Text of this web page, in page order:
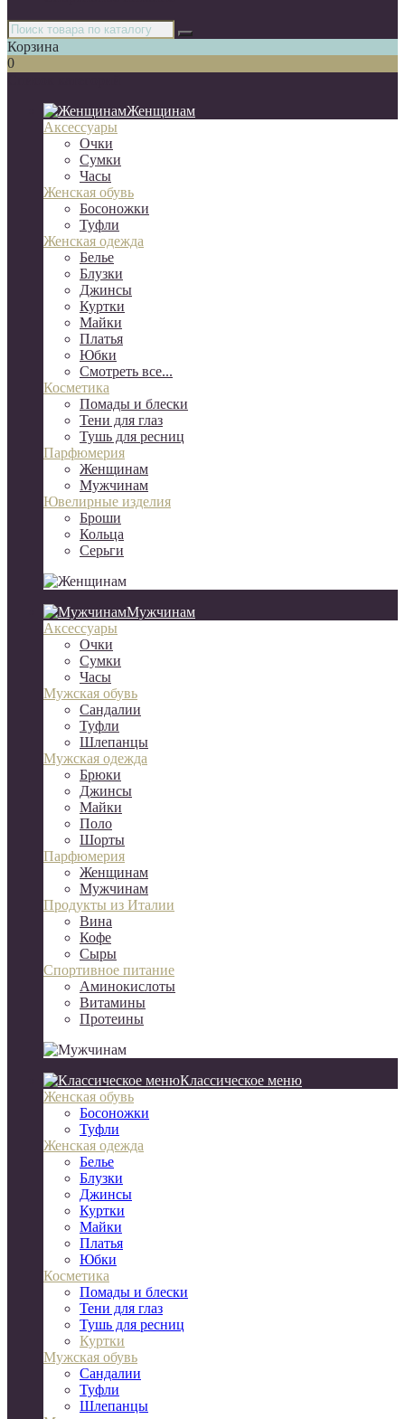
Корзина
0
Женщинам
Аксессуары
Очки
Сумки
Часы
Женская обувь
Босоножки
Туфли
Женская одежда
Белье
Блузки
Джинсы
Куртки
Майки
Платья
Юбки
Смотреть все...
Косметика
Помады и блески
Тени для глаз
Тушь для ресниц
Парфюмерия
Женщинам
Мужчинам
Ювелирные изделия
Броши
Кольца
Серьги
Мужчинам
Аксессуары
Очки
Сумки
Часы
Мужская обувь
Сандалии
Туфли
Шлепанцы
Мужская одежда
Брюки
Джинсы
Майки
Поло
Шорты
Парфюмерия
Женщинам
Мужчинам
Продукты из Италии
Вина
Кофе
Сыры
Спортивное питание
Аминокислоты
Витамины
Протеины
Классическое меню
Женская обувь
Босоножки
Туфли
Женская одежда
Белье
Блузки
Джинсы
Куртки
Майки
Платья
Юбки
Косметика
Помады и блески
Тени для глаз
Тушь для ресниц
Куртки
Мужская обувь
Сандалии
Туфли
Шлепанцы